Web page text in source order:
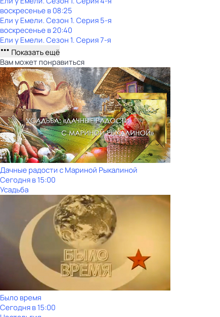
воскресенье в08:25
Ели у Емели. Сезон 1. Серия 5-я
воскресенье в20:40
Ели у Емели. Сезон 1. Серия 7-я
Показать ещё
Вам может понравиться
Дачные радости с Мариной Рыкалиной
Сегодня в 15:00
Усадьба
Было время
Сегодня в 15:00